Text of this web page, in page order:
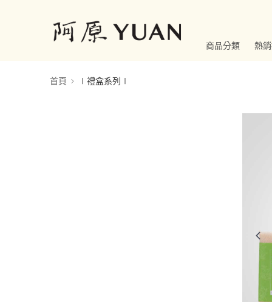
商品分類 熱
首頁 ∣禮盒系列∣